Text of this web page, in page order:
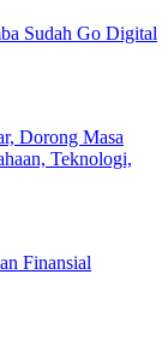
Sudah Go Digital
Dorong Masa
Teknologi,
Finansial